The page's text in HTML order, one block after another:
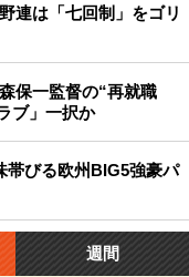
連は「七回制」をゴリ
保一監督の“再就職
ブ」一択か
帯びる欧州BIG5強豪パ
週間